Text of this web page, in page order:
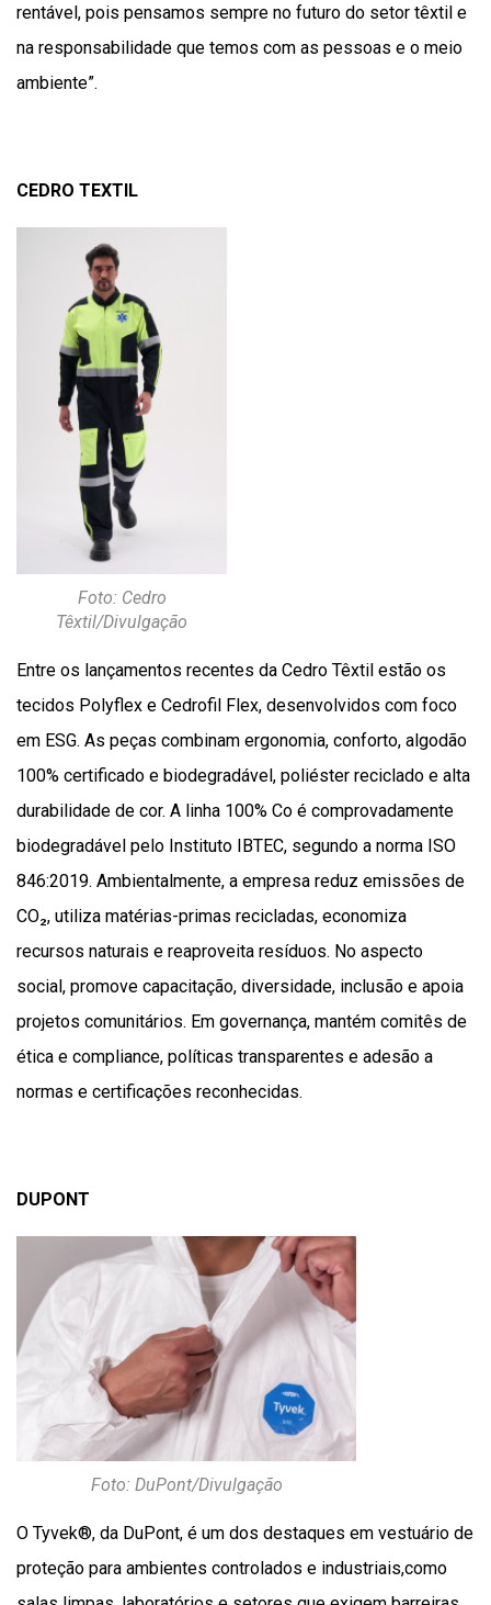
rentável, pois pensamos sempre no futuro do setor têxtil e
na responsabilidade que temos com as pessoas e o meio
ambiente”.
CEDRO TEXTIL
Foto: Cedro
Têxtil/Divulgação
Entre os lançamentos recentes da Cedro Têxtil estão os
tecidos Polyflex e Cedrofil Flex, desenvolvidos com foco
em ESG. As peças combinam ergonomia, conforto, algodão
100% certificado e biodegradável, poliéster reciclado e alta
durabilidade de cor. A linha 100% Co é comprovadamente
biodegradável pelo Instituto IBTEC, segundo a norma ISO
846:2019. Ambientalmente, a empresa reduz emissões de
CO₂, utiliza matérias-primas recicladas, economiza
recursos naturais e reaproveita resíduos. No aspecto
social, promove capacitação, diversidade, inclusão e apoia
projetos comunitários. Em governança, mantém comitês de
ética e compliance, políticas transparentes e adesão a
normas e certificações reconhecidas.
DUPONT
Foto: DuPont/Divulgação
O Tyvek®, da DuPont, é um dos destaques em vestuário de
proteção para ambientes controlados e industriais,como